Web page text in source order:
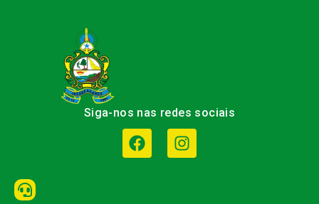
Siga-nos nas redes sociais